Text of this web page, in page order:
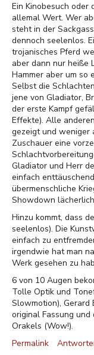
Ein Kinobesuch
allemal Wert. Wer
steht in der
dennoch seelenlos.
trojanisches Pferd
aber dann nur heiße
Hammer aber um so
Selbst die
jene von Gladiator,
der erste Kampf
Effekte). Alle
gezeigt und weniger
Zuschauer eine
Gladiator und Herr
einfach
übermenschliche
Showdown
Hinzu kommt, dass
seelenlos). Die
einfach zu
irgendwie hat man
Werk gesehen zu
6 von 10 Augen
Tolle Optik und
Slowmotion),
original Fassung
Orakels (Wow!).
Permalink